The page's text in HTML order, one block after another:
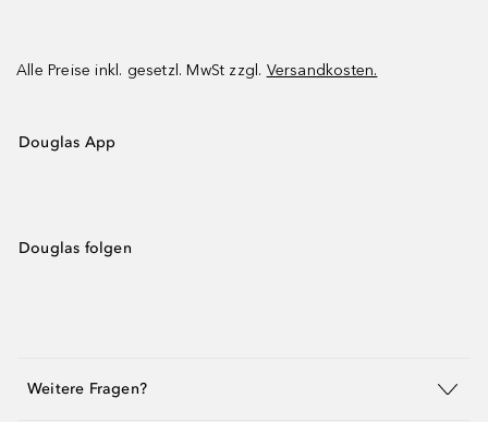
Alle Preise inkl. gesetzl. MwSt zzgl. Versandkosten.
Douglas App
Douglas folgen
Weitere Fragen?